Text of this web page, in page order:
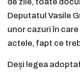
Deputatul Vasile
unor cazuri în
actele, fapt ce
Deși legea